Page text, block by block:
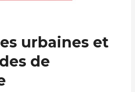
urbaines et
de